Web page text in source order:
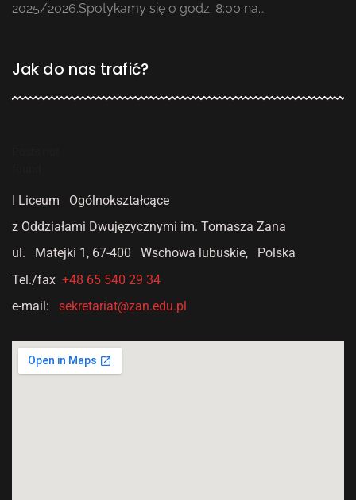
2025/2026.Spotykamy się o godz. 8:00 na…
Jak do nas trafić?
I Liceum Ogólnokształcące
z Oddziałami Dwujęzycznymi im. Tomasza Zana
ul. Matejki 1, 67-400 Wschowa lubuskie, Polska
Tel./fax +48 65 540 29 34
e-mail: sekretariat@zan.edu.pl